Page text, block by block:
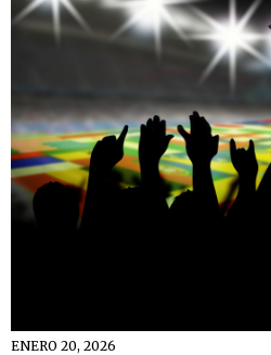
ENERO 20, 2026